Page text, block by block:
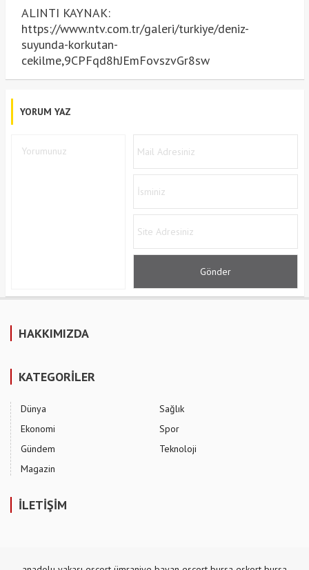
ALINTI KAYNAK:
https://www.ntv.com.tr/galeri/turkiye/deniz-
suyunda-korkutan-
cekilme,9CPFqd8hJEmFovszvGr8sw
YORUM YAZ
HAKKIMIZDA
KATEGORİLER
Dünya
Ekonomi
Gündem
Magazin
Sağlık
Spor
Teknoloji
İLETİŞİM